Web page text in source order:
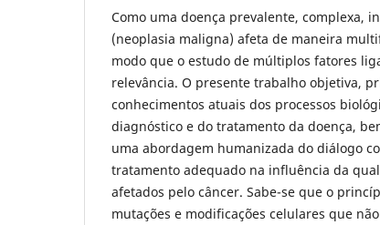
Como uma doença prevalente, complexa,
(neoplasia maligna) afeta de maneira
modo que o estudo de múltiplos fatores
relevância. O presente trabalho objetiva,
conhecimentos atuais dos processos
diagnóstico e do tratamento da doença,
uma abordagem humanizada do diálogo
tratamento adequado na influência da
afetados pelo câncer. Sabe-se que o
mutações e modificações celulares que